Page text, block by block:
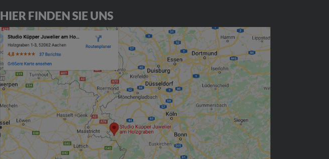
HIER FINDEN SIE UNS